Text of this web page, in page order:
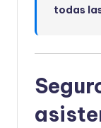
todas